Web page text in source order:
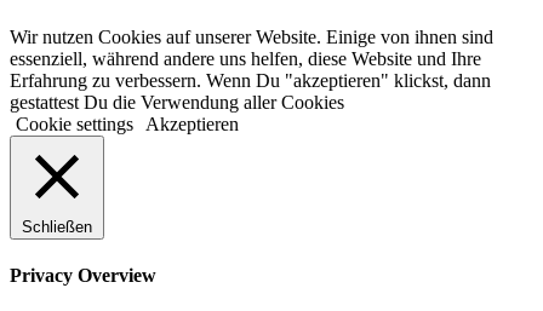
Wir nutzen Cookies auf unserer Website. Einige von ihnen sind
essenziell, während andere uns helfen, diese Website und Ihre
Erfahrung zu verbessern. Wenn Du "akzeptieren" klickst, dann
gestattest Du die Verwendung aller Cookies
Cookie settings
Akzeptieren
Schließen
Privacy Overview